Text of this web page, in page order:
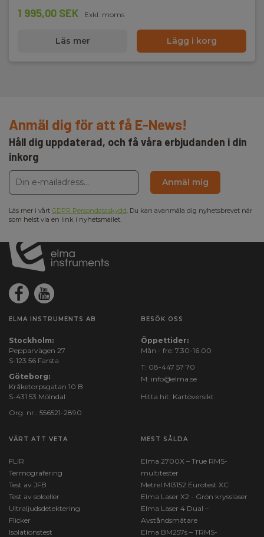
Slinginduktans:
Kontaktløs jordmodstandsmåling:
Dimensioner HxBxD (mm):
Tångbredd (mm):
35
Strömmätning, AC (A):
40
Ja
1 995,00 SEK Exkl. moms
Läs mer Lägg i korg
Anmäl dig för att få E-News!
Håll dig uppdaterad, och få våra erbjudanden i din
inkorg
Anmäl mig
Läs mer i vårt GDPR Persondataskydd. Du kan avanmäla dig nyhetsbrevet när
som helst via en link i nyhetsmailet.
ELMA INSTRUMENTS AB
Stockholm:
Pepparvägen 27
S-123 56 Farsta
Göteborg:
Kråketorpsgatan 10 B
S-431 53 Mölndal
Org. nr.: 556521-2890
BESÖK OSS
Öppettider:
Mån - fre: 7.30-16.00
T: 08-447 57 70
M: info@elma.se
Hitta hit: Kartöversikt
VÄRT ATT VETA
FLIR
Termografering
Test av JFB
Test av solceller
Ultraljudsdetektering
Flicker
Isolationstest
MEST SÅLDA
Elma 2700X – True RMS-
multitester
Metrel MI3152 Eurotest XC
Elma Laser X2 - Grön krysslaser
Elma Laser 4 Dual –
Avståndsmätare
Elma BM257s – TRMS-